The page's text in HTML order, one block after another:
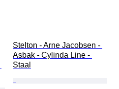
Stelton - Arne Jacobsen -
Asbak - Cylinda Line -
Staal